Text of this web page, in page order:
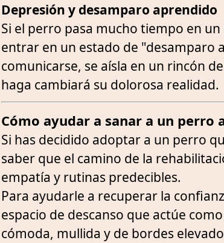
Depresión y desamparo aprendido
Si el perro pasa mucho tiempo en
entrar en un estado de "desamparo
comunicarse, se aísla en un rincón
haga cambiará su dolorosa realidad.
Cómo ayudar a sanar a un perro
Si has decidido adoptar a un perro
saber que el camino de la
empatía y rutinas predecibles.
Para ayudarle a recuperar la
espacio de descanso que actúe
cómoda, mullida y de bordes